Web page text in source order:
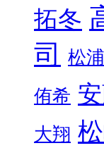
拓冬
司 松
侑希
大翔